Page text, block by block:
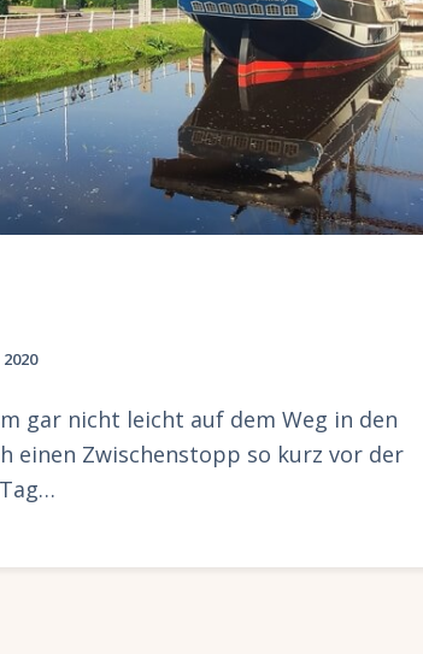
gar nicht leicht auf dem Weg in den
einen Zwischenstopp so kurz vor der